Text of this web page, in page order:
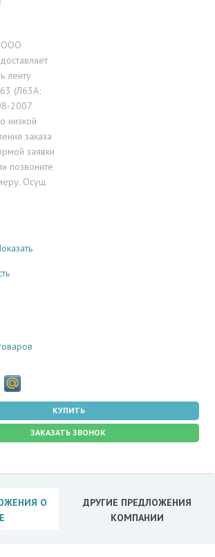
ООО
ленту
(Л63А;
2007
низкой
заказа
заявки
позвоните
Осущ
53
КУПИТЬ
ЗАКАЗАТЬ ЗВОНОК
О
ДРУГИЕ ПРЕДЛОЖЕНИЯ
КОМПАНИИ